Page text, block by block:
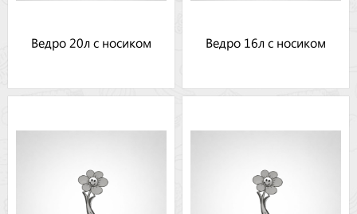
Ведро 20л с носиком Ведро 16л с носиком